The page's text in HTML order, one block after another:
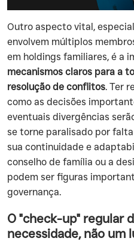
Outro aspecto vital,
envolvem múltiplos
em holdings familiares, é a
mecanismos claros para a
resolução de conflitos. Ter
como as decisões
eventuais divergências
se torne paralisado por
sua continuidade e
conselho de família ou a
podem ser figuras
governança.
O "check-up" regular
necessidade, não um